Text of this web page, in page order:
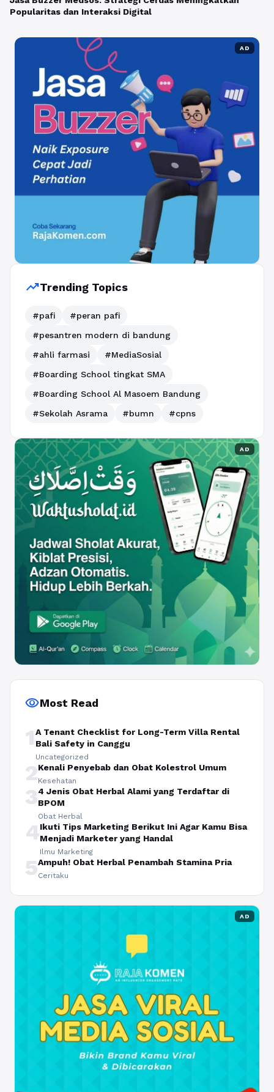
Popularitas dan Interaksi Digital
AD
trending_upTrending Topics
#pafi
#peran pafi
#pesantren modern di bandung
#ahli farmasi
#MediaSosial
#Boarding School tingkat SMA
#Boarding School Al Masoem Bandung
#Sekolah Asrama
#bumn #cpns
AD
visibilityMost Read
1A Tenant Checklist for Long-Term Villa Rental
Bali Safety in Canggu
Uncategorized
2Kenali Penyebab dan Obat Kolestrol Umum
Kesehatan
34 Jenis Obat Herbal Alami yang Terdaftar di
BPOM
Obat Herbal
4Ikuti Tips Marketing Berikut Ini Agar Kamu Bisa
Menjadi Marketer yang Handal
Ilmu Marketing
5Ampuh! Obat Herbal Penambah Stamina Pria
Ceritaku
AD